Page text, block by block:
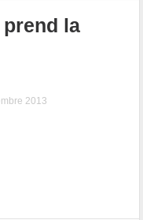
prend la
2013